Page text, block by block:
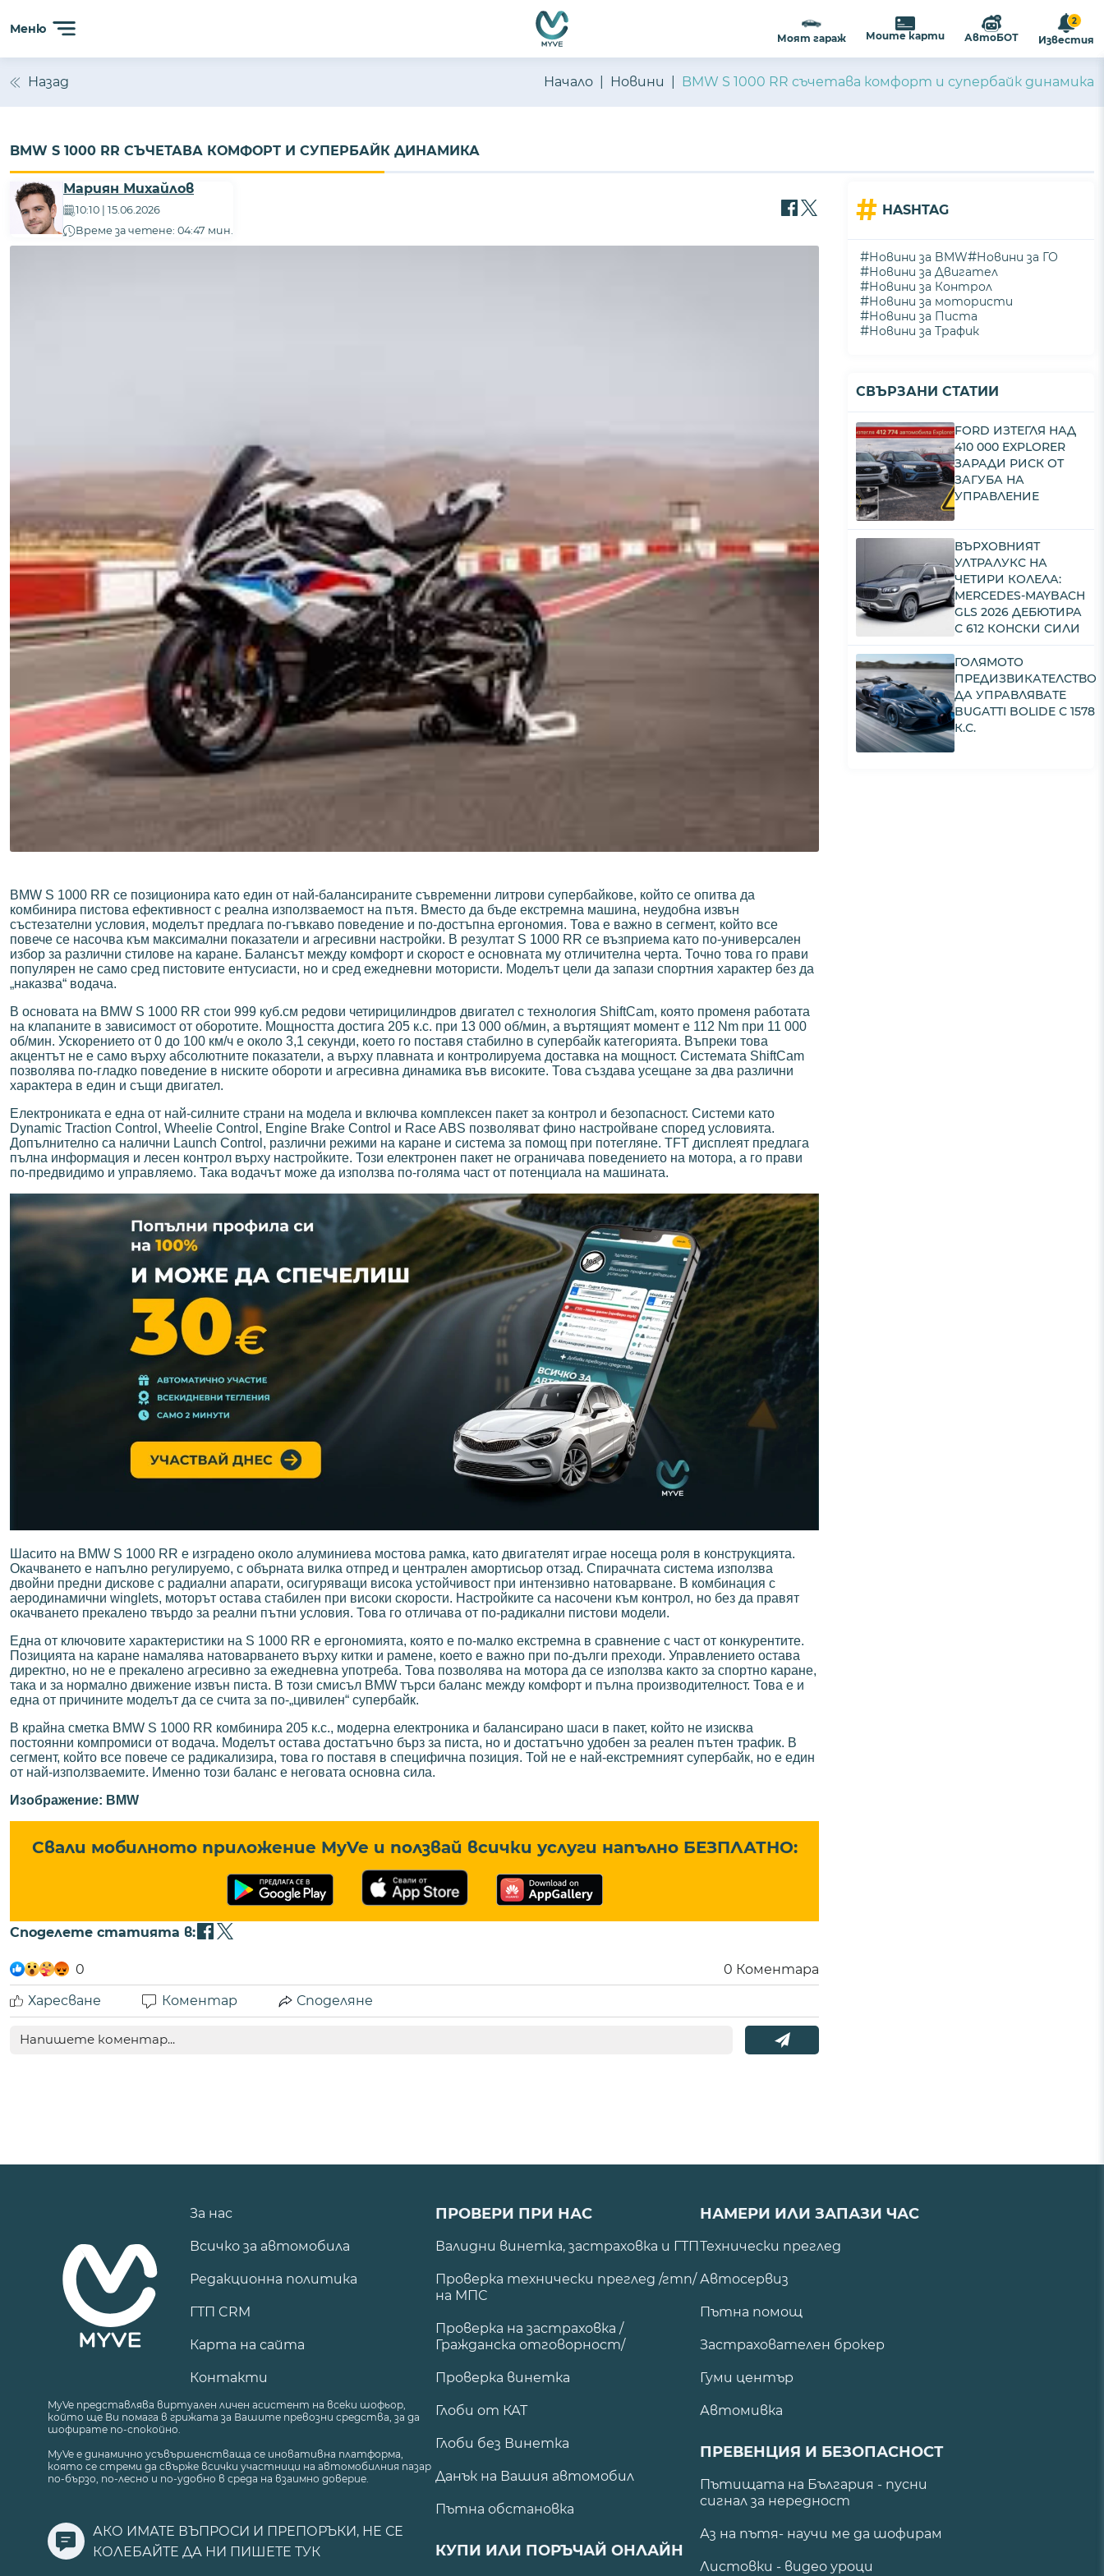
Меню
Моят гараж Моите карти АвтоБОТ
2
Известия
Назад Начало Новини BMW S 1000 RR съчетава комфорт и супербайк динамика
BMW S 1000 RR СЪЧЕТАВА КОМФОРТ И СУПЕРБАЙК ДИНАМИКА
Мариян Михайлов
10:10 | 15.06.2026
Време за четене: 04:47 мин.
BMW S 1000 RR се позиционира като един от най-балансираните съвременни литрови супербайкове, който се опитва да
комбинира пистова ефективност с реална използваемост на пътя. Вместо да бъде екстремна машина, неудобна извън
състезателни условия, моделът предлага по-гъвкаво поведение и по-достъпна ергономия. Това е важно в сегмент, който все
повече се насочва към максимални показатели и агресивни настройки. В резултат S 1000 RR се възприема като по-универсален
избор за различни стилове на каране. Балансът между комфорт и скорост е основната му отличителна черта. Точно това го прави
популярен не само сред пистовите ентусиасти, но и сред ежедневни мотористи. Моделът цели да запази спортния характер без да
„наказва“ водача.
В основата на BMW S 1000 RR стои 999 куб.см редови четирицилиндров двигател с технология ShiftCam, която променя работата
на клапаните в зависимост от оборотите. Мощността достига 205 к.с. при 13 000 об/мин, а въртящият момент е 112 Nm при 11 000
об/мин. Ускорението от 0 до 100 км/ч е около 3,1 секунди, което го поставя стабилно в супербайк категорията. Въпреки това
акцентът не е само върху абсолютните показатели, а върху плавната и контролируема доставка на мощност. Системата ShiftCam
позволява по-гладко поведение в ниските обороти и агресивна динамика във високите. Това създава усещане за два различни
характера в един и същи двигател.
Електрониката е една от най-силните страни на модела и включва комплексен пакет за контрол и безопасност. Системи като
Dynamic Traction Control, Wheelie Control, Engine Brake Control и Race ABS позволяват фино настройване според условията.
Допълнително са налични Launch Control, различни режими на каране и система за помощ при потегляне. TFT дисплеят предлага
пълна информация и лесен контрол върху настройките. Този електронен пакет не ограничава поведението на мотора, а го прави
по-предвидимо и управляемо. Така водачът може да използва по-голяма част от потенциала на машината.
Шасито на BMW S 1000 RR е изградено около алуминиева мостова рамка, като двигателят играе носеща роля в конструкцията.
Окачването е напълно регулируемо, с обърната вилка отпред и централен амортисьор отзад. Спирачната система използва
двойни предни дискове с радиални апарати, осигуряващи висока устойчивост при интензивно натоварване. В комбинация с
аеродинамични winglets, моторът остава стабилен при високи скорости. Настройките са насочени към контрол, но без да правят
окачването прекалено твърдо за реални пътни условия. Това го отличава от по-радикални пистови модели.
Една от ключовите характеристики на S 1000 RR е ергономията, която е по-малко екстремна в сравнение с част от конкурентите.
Позицията на каране намалява натоварването върху китки и рамене, което е важно при по-дълги преходи. Управлението остава
директно, но не е прекалено агресивно за ежедневна употреба. Това позволява на мотора да се използва както за спортно каране,
така и за нормално движение извън писта. В този смисъл BMW търси баланс между комфорт и пълна производителност. Това е и
една от причините моделът да се счита за по-„цивилен“ супербайк.
В крайна сметка BMW S 1000 RR комбинира 205 к.с., модерна електроника и балансирано шаси в пакет, който не изисква
постоянни компромиси от водача. Моделът остава достатъчно бърз за писта, но и достатъчно удобен за реален пътен трафик. В
сегмент, който все повече се радикализира, това го поставя в специфична позиция. Той не е най-екстремният супербайк, но е един
от най-използваемите. Именно този баланс е неговата основна сила.
Изображение: BMW
Свали мобилното приложение MyVe и ползвай всички услуги напълно БЕЗПЛАТНО:
Споделете статията в:
0 0 Коментара
Харесване
Коментар Споделяне
# HASHTAG
#Новини за BMW#Новини за ГО
#Новини за Двигател
#Новини за Контрол
#Новини за мотористи
#Новини за Писта
#Новини за Трафик
СВЪРЗАНИ СТАТИИ
FORD ИЗТЕГЛЯ НАД
410 000 EXPLORER
ЗАРАДИ РИСК ОТ
ЗАГУБА НА
УПРАВЛЕНИЕ
ВЪРХОВНИЯТ
УЛТРАЛУКС НА
ЧЕТИРИ КОЛЕЛА:
MERCEDES-MAYBACH
GLS 2026 ДЕБЮТИРА
С 612 КОНСКИ СИЛИ
ГОЛЯМОТО
ПРЕДИЗВИКАТЕЛСТВО
ДА УПРАВЛЯВАТЕ
BUGATTI BOLIDE С 1578
К.С.
За нас
Всичко за автомобила
Редакционна политика
ГТП CRM
Карта на сайта
Контакти
MyVe представлява виртуален личен асистент на всеки шофьор,
който ще Ви помага в грижата за Вашите превозни средства, за да
шофирате по-спокойно.
MyVe е динамично усъвършенстваща се иновативна платформа,
която се стреми да свърже всички участници на автомобилния пазар
по-бързо, по-лесно и по-удобно в среда на взаимно доверие.
АКО ИМАТЕ ВЪПРОСИ И ПРЕПОРЪКИ, НЕ СЕ
КОЛЕБАЙТЕ ДА НИ ПИШЕТЕ ТУК
ПРОВЕРИ ПРИ НАС
Валидни винетка, застраховка и ГТП
Проверка технически преглед /гтп/
на МПС
Проверка на застраховка /
Гражданска отговорност/
Проверка винетка
Глоби от КАТ
Глоби без Винетка
Данък на Вашия автомобил
Пътна обстановка
КУПИ ИЛИ ПОРЪЧАЙ ОНЛАЙН
НАМЕРИ ИЛИ ЗАПАЗИ ЧАС
Технически преглед
Автосервиз
Пътна помощ
Застрахователен брокер
Гуми център
Автомивка
ПРЕВЕНЦИЯ И БЕЗОПАСНОСТ
Пътищата на България - пусни
сигнал за нередност
Аз на пътя- научи ме да шофирам
Листовки - видео уроци